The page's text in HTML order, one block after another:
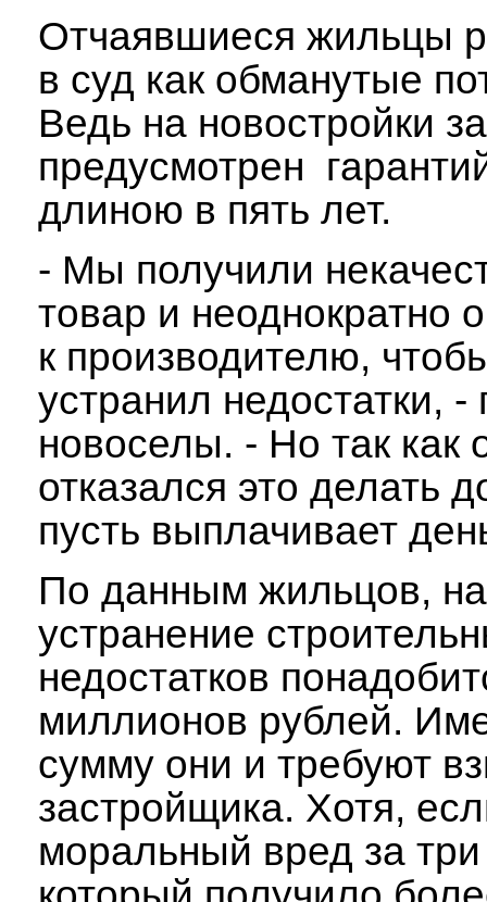
Отчаявшиеся жильцы
в суд как обманутые
Ведь на новостройки
предусмотрен
длиною в пять лет.
- Мы получили
товар и неоднократно
к производителю,
устранил недостатки, -
новоселы. - Но так как
отказался это делать
пусть выплачивает
По данным жильцов, на
устранение
недостатков
миллионов рублей.
сумму они и требуют
застройщика. Хотя,
моральный вред за три